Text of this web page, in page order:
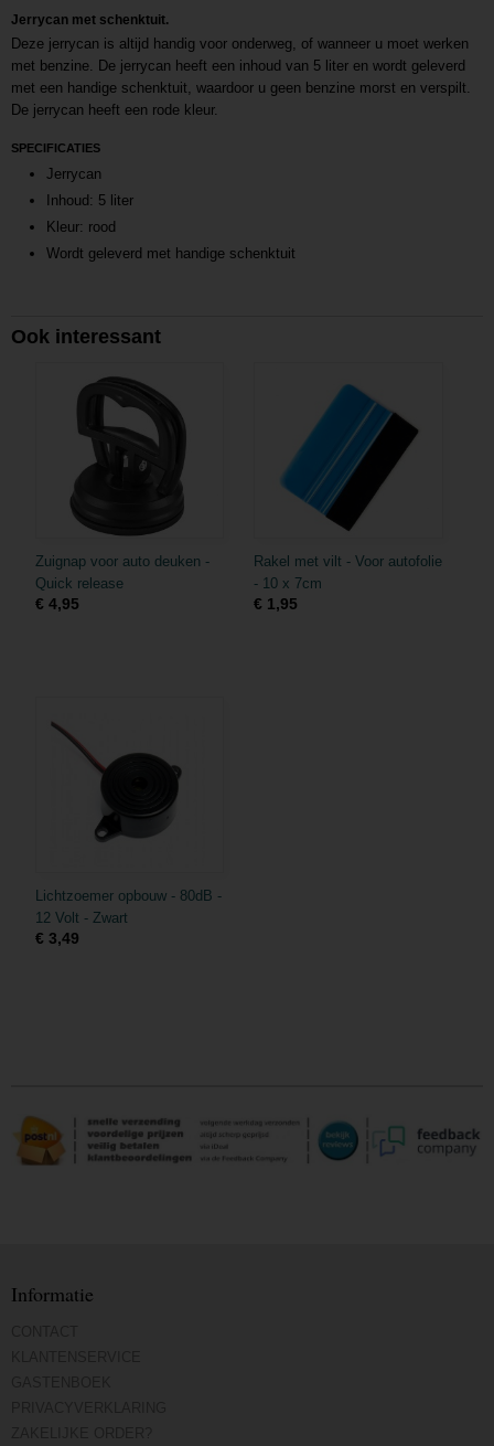
Jerrycan met schenktuit.
Deze jerrycan is altijd handig voor onderweg, of wanneer u moet werken
met benzine. De jerrycan heeft een inhoud van 5 liter en wordt geleverd
met een handige schenktuit, waardoor u geen benzine morst en verspilt.
De jerrycan heeft een rode kleur.
SPECIFICATIES
Jerrycan
Inhoud: 5 liter
Kleur: rood
Wordt geleverd met handige schenktuit
Ook interessant
Zuignap voor auto deuken -
Quick release
€ 4,95
Rakel met vilt - Voor autofolie
- 10 x 7cm
€ 1,95
Lichtzoemer opbouw - 80dB -
12 Volt - Zwart
€ 3,49
Informatie